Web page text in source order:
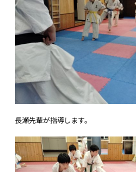
長瀬先輩が指導します。